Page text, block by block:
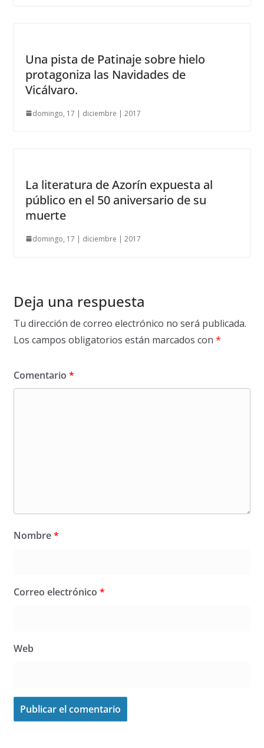
Una pista de Patinaje sobre hielo
protagoniza las Navidades de
Vicálvaro.
domingo, 17 | diciembre | 2017
La literatura de Azorín expuesta al
público en el 50 aniversario de su
muerte
domingo, 17 | diciembre | 2017
Deja una respuesta
Tu dirección de correo electrónico no será publicada.
Los campos obligatorios están marcados con *
Comentario *
Nombre*
Correo electrónico *
Web